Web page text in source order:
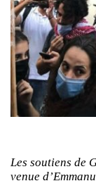
Les soutiens de
venue